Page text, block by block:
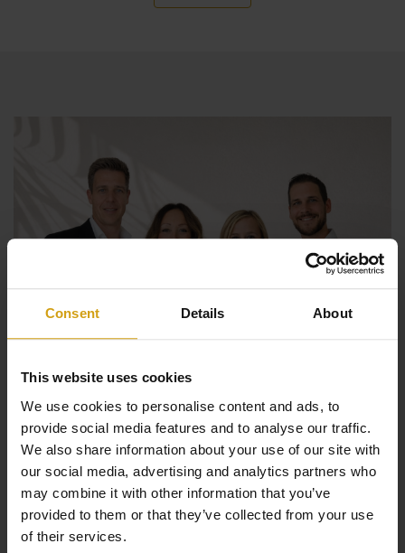
Consent Details About
This website uses cookies
We use cookies to personalise content and ads, to
provide social media features and to analyse our traffic.
We also share information about your use of our site with
our social media, advertising and analytics partners who
may combine it with other information that you’ve
provided to them or that they’ve collected from your use
of their services.
terrasses et un jardin paysager raffiné, agrémenté d'un
mobilier de jardin exclusif, font de la vie en plein air un
moment privilégié.
Intérieur luxueux sur mesure : armoires, portes et
Îlot de cuisson avec plaque de cuisson et hotte
intégrées, parfaitement relié à une table à manger
sur mesure
Sanitaires sur mesure fabriqués à partir du même
matériau de haute qualité que les portes sur
mesure
Entièrement meublé avec, entre autres, des chaises
Les avantages de CasaLasDunas
Spécialisé dans la construction neuve et les bâtiments